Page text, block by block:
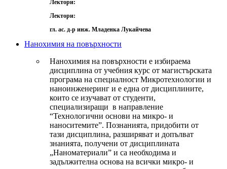
Лектори:
Лектори:
гл. ас. д-р инж. Младенка Лукайчева
Нанохимия на повърхности
Нанохимия на повърхности е избираема
дисциплина от учебния курс от магистърската
програма на специалност Микротехнологии и
наноинженеринг и е една от дисциплините,
които се изучават от студенти,
специализиращи в направление
“Технологични основи на микро- и
наноситемите”. Познанията, придобити от
тази дисциплина, разширяват и допълват
знанията, получени от дисциплината
„Наноматериали” и са необходима и
задължителна основа на всички микро- и